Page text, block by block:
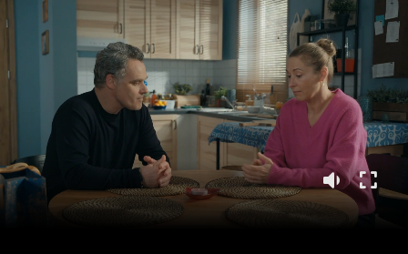
Barwy szczęścia